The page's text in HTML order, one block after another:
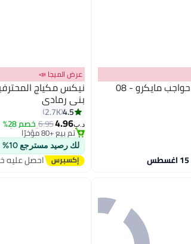
نيكس مكياج المحترفين قلم حواجب مايكرو - 08
8
عرض الميجا 📣
بني رمادي
4.5
2.7K
د.ب‏4.96
6.95خصم 28%
#5 في أقلام الحواجب
أقل سعر في 30 يوم
تم بيع +80 مؤخرًا
#5 في أقلام الحواجب
لك رصيد مسترجع 10%
احصل عليه